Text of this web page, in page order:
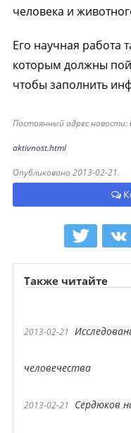
человека и
Его научная работа
которым должны
чтобы заполнить
Постоянный адрес новости:
aktivnost.html
Опубликовано 2013-02-21.
Также читайте
2013-02-21
человечества
2013-02-21 Сердюков